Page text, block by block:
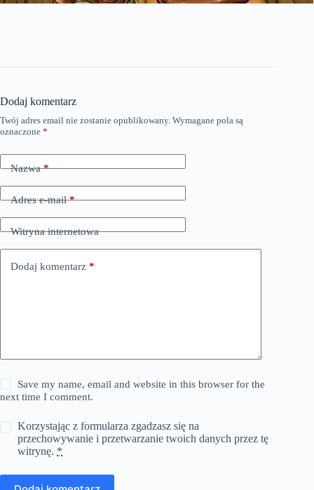
Dodaj komentarz
Twój adres email nie zostanie opublikowany. Wymagane pola są
oznaczone *
Nazwa*
Adres e-mail*
Witryna internetowa
Dodaj komentarz *
Save my name, email and website in this browser for the
next time I comment.
Korzystając z formularza zgadzasz się na
przechowywanie i przetwarzanie twoich danych przez tę
witrynę. *